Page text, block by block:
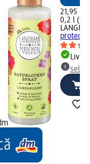
21,95 lei
0,2 l